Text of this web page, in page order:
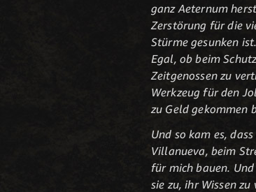
ganz Aeternum
Zerstörung für die
Stürme gesunken
Egal, ob beim
Zeitgenossen zu
Werkzeug für den
zu Geld gekommen
Und so kam es,
Villanueva, beim
für mich bauen.
sie zu, ihr Wissen